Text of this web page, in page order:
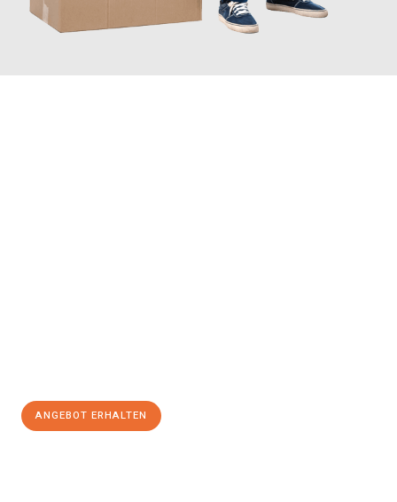
ANGEBOT ERHALTEN